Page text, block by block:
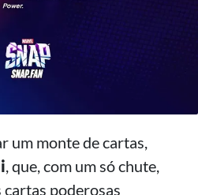
um monte de cartas,
, que, com um só chute,
poderosas